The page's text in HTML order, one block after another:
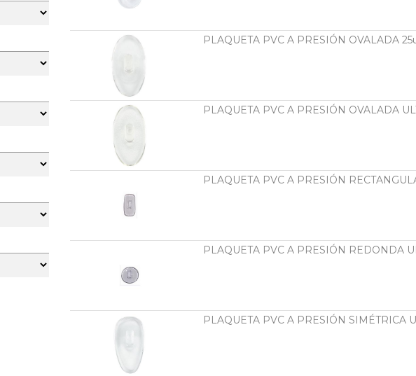
PLAQUETA PVC A PRESIÓN OVALADA
PLAQUETA PVC A PRESIÓN OVALADA
PLAQUETA PVC A PRESIÓN
PLAQUETA PVC A PRESIÓN REDONDA
PLAQUETA PVC A PRESIÓN SIMÉTRICA